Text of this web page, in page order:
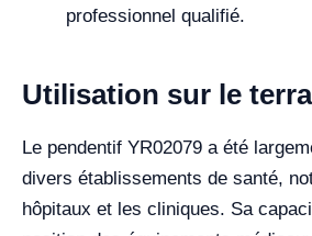
professionnel qualifié.
Utilisation sur le
Le pendentif YR02079 a été
divers établissements de santé,
hôpitaux et les cliniques. Sa